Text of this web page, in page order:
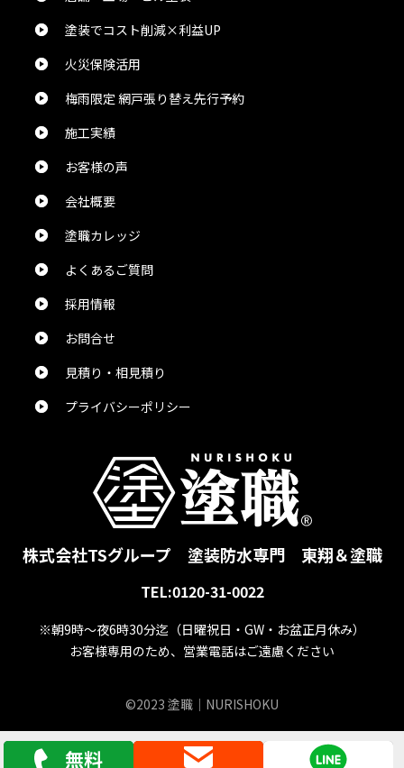
総合評価：
業務のDXの神です。
2024/5/24
2024/5/24
総合評価：
花田直樹様
2024/5/24
とても魅力的なお話をありがとうございました。
2024/5/24
総合評価：
塗装でコスト削減×利益UP
火災保険活用
梅雨限定 網戸張り替え先行予約
施工実績
お客様の声
会社概要
塗職カレッジ
よくあるご質問
採用情報
お問合せ
見積り・相見積り
プライバシーポリシー
株式会社TSグループ 塗装防水専門 東翔＆塗職
TEL:0120-31-0022
※朝9時～夜6時30分迄 （日曜祝日・GW・お盆正月休み）
お客様専用のため、営業電話はご遠慮ください
©2023 塗職｜NURISHOKU
無料